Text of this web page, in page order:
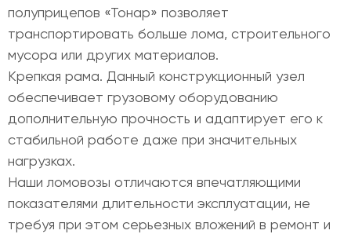
полуприцепов «Тонар» позволяет
транспортировать больше лома, строительного
мусора или других материалов.
Крепкая рама. Данный конструкционный узел
обеспечивает грузовому оборудованию
дополнительную прочность и адаптирует его к
стабильной работе даже при значительных
нагрузках.
Наши ломовозы отличаются впечатляющими
показателями длительности эксплуатации, не
требуя при этом серьезных вложений в ремонт и